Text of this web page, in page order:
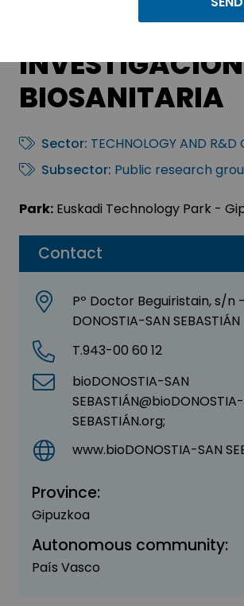
Contact
Pº Doctor Beguiristain, s/n
DONOSTIA-SAN SEBASTIÁN
T.943-00 60 12
bioDONOSTIA-SAN
SEBASTIÁN.org;
www.bioDONOSTIA-SAN
Province:
Gipuzkoa
Autonomous community:
País Vasco
INSTITUTO DE
INVESTIGACION
BIOSANITARIA
Sector: TECHNOLOGY AND R&D
Subsector: Public research
Park: Euskadi Technology Park -